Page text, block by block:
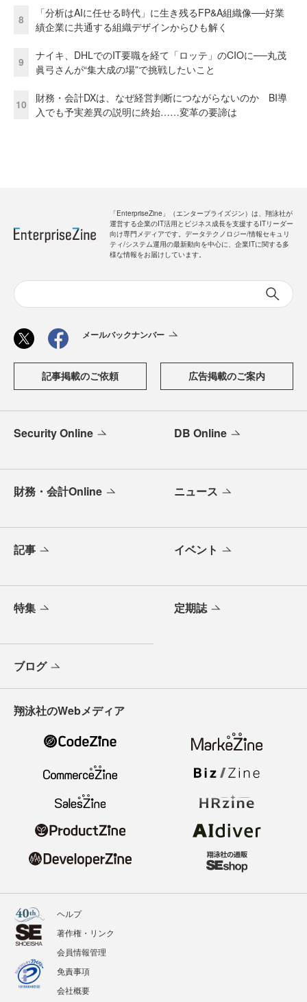
8
「分析はAIに任せる時代」に生き残るFP&A組織像──好業
績企業に共通する組織デザインからひも解く
9
ナイキ、DHLでのIT要職を経て「ロッテ」のCIOに──丸茂
眞弓さんが“集大成の場”で挑戦したいこと
10
財務・会計DXは、なぜ経営判断につながらないのか BI導
入でも予実差異の説明に終始……変革の要諦は
「EnterpriseZine」（エンタープライズジン）は、翔泳社が
運営する企業のIT活用とビジネス成長を支援するITリーダー
向け専門メディアです。データテクノロジー/情報セキュリ
ティ/システム運用の最新動向を中心に、企業ITに関する多
様な情報をお届けしています。
メールバックナンバー
記事掲載のご依頼 広告掲載のご案内
Security Online DB Online
財務・会計Online ニュース
記事 イベント
特集 定期誌
ブログ
翔泳社のWebメディア
ヘルプ
著作権・リンク
会員情報管理
免責事項
会社概要